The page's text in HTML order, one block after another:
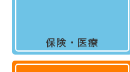
保険・医療